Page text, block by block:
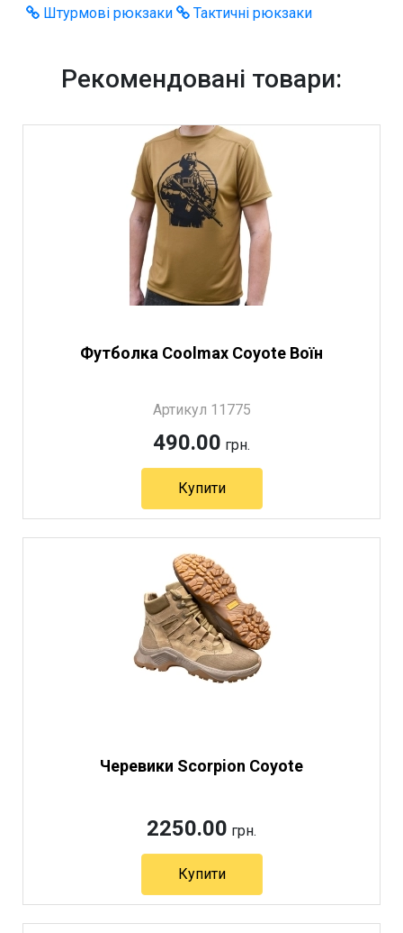
Штурмові рюкзаки Тактичні рюкзаки
Рекомендовані товари:
Футболка Coolmax Coyote Воїн
Артикул 11775
490.00 грн.
Купити
Черевики Scorpion Coyote
2250.00 грн.
Купити